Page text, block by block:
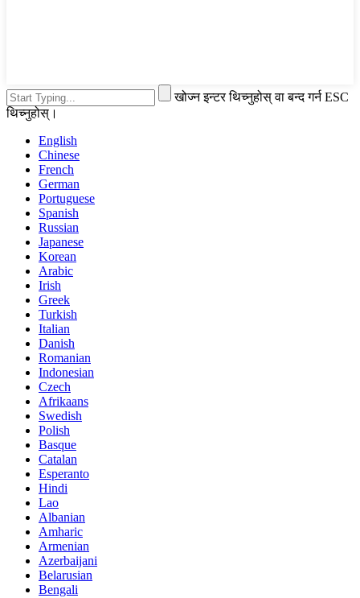
खोज्न इन्टर थिच्नुहोस् वा बन्द गर्न ESC
थिच्नुहोस्।
English
Chinese
French
German
Portuguese
Spanish
Russian
Japanese
Korean
Arabic
Irish
Greek
Turkish
Italian
Danish
Romanian
Indonesian
Czech
Afrikaans
Swedish
Polish
Basque
Catalan
Esperanto
Hindi
Lao
Albanian
Amharic
Armenian
Azerbaijani
Belarusian
Bengali